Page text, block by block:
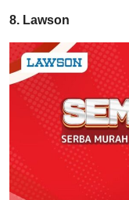
8. Lawson